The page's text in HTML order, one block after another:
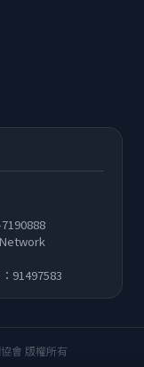
91497583
會 版權所有